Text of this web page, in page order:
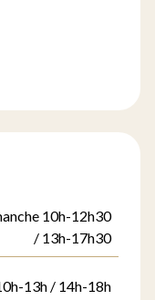
10h-12h30
/ 13h-17h30
13h / 14h-18h